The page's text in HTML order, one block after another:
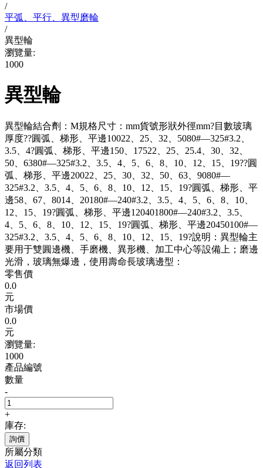
/
平弧、平行、異型磨輪
/
異型輪
瀏覽量:
1000
異型輪
異型輪結合劑：M規格尺寸：mm貨號形狀外徑mm?目數玻璃
厚度??圓弧、梯形、平邊10022、25、32、5080#—325#3.2、
3.5、4?圓弧、梯形、平邊150、17522、25、25.4、30、32、
50、6380#—325#3.2、3.5、4、5、6、8、10、12、15、19??圓
弧、梯形、平邊20022、25、30、32、50、63、9080#—
325#3.2、3.5、4、5、6、8、10、12、15、19?圓弧、梯形、平
邊58、67、8014、20180#—240#3.2、3.5、4、5、6、8、10、
12、15、19?圓弧、梯形、平邊120401800#—240#3.2、3.5、
4、5、6、8、10、12、15、19?圓弧、梯形、平邊20450100#—
325#3.2、3.5、4、5、6、8、10、12、15、19?說明：異型輪主
要用于雙圓邊機、手磨機、異形機、加工中心等設備上；磨邊
光滑，玻璃無爆邊，使用壽命長玻璃邊型：
零售價
0.0
元
市場價
0.0
元
瀏覽量:
1000
產品編號
數量
-
+
庫存:
詢價
所屬分類
返回列表